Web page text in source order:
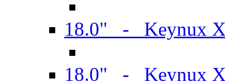
18.0" - Keynux
18.0" - Keynux